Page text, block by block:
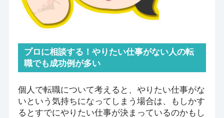
プロに相談する！やりたい仕事がない人の転
職でも成功例が多い
個人で転職について考えると、やりたい仕事がな
いという気持ちになってしまう場合は、もしかす
るとすでにやりたい仕事が決まっているのかもし